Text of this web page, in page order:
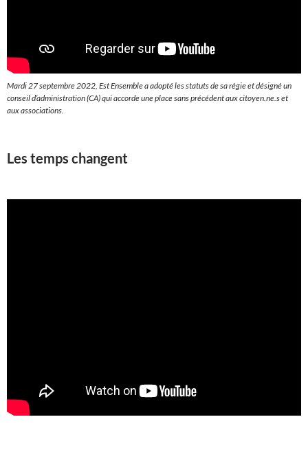
Mardi 27 septembre 2022, Est Ensemble a adopté les statuts de sa régie et désigné un
conseil d’administration (CA) qui accorde une place sans précédent aux citoyen.ne.s et
aux associations.
Les temps changent